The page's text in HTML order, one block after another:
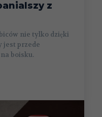
z
nie tylko dzięki
jest przede
boisku.